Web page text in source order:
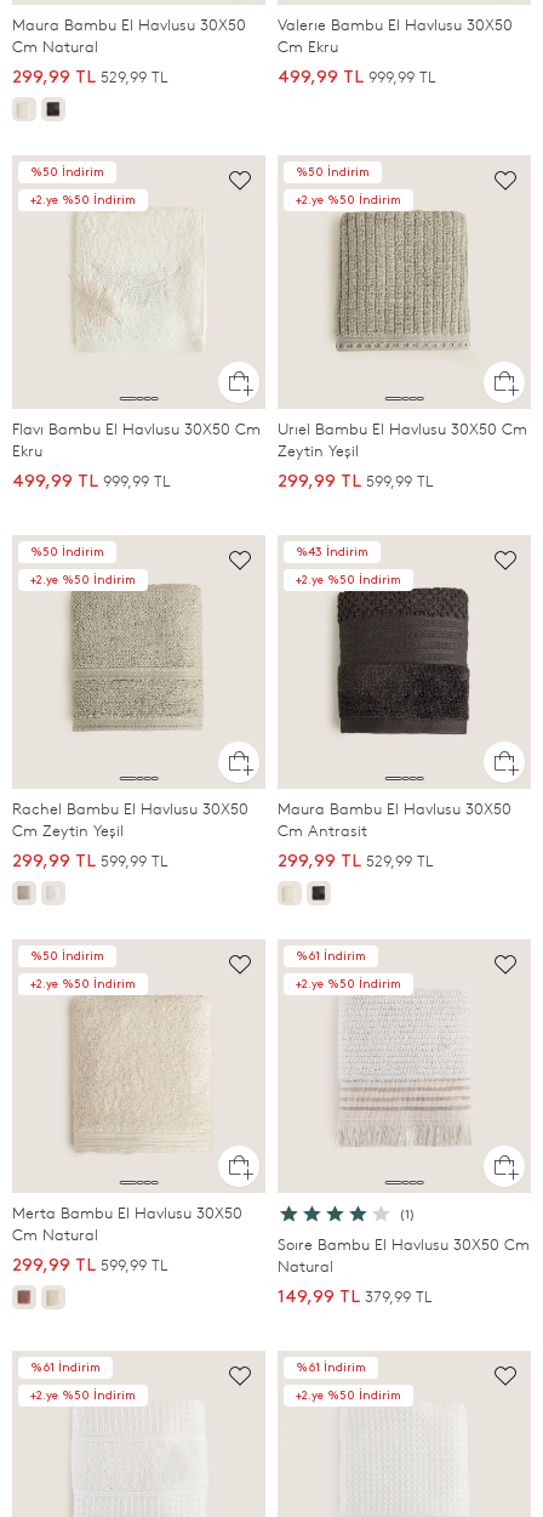
Maura Bambu El Havlusu 30X50
Cm Natural
299,99 TL 529,99 TL
Valerıe Bambu El Havlusu 30X50
Cm Ekru
499,99 TL 999,99 TL
%50 İndirim
+2.ye %50 İndirim
Flavı Bambu El Havlusu 30X50 Cm
Ekru
499,99 TL 999,99 TL
%50 İndirim
+2.ye %50 İndirim
Urıel Bambu El Havlusu 30X50 Cm
Zeytin Yeşil
299,99 TL 599,99 TL
%50 İndirim
+2.ye %50 İndirim
Rachel Bambu El Havlusu 30X50
Cm Zeytin Yeşil
299,99 TL 599,99 TL
%43 İndirim
+2.ye %50 İndirim
Maura Bambu El Havlusu 30X50
Cm Antrasit
299,99 TL 529,99 TL
%50 İndirim
+2.ye %50 İndirim
Merta Bambu El Havlusu 30X50
Cm Natural
299,99 TL 599,99 TL
%61 İndirim
+2.ye %50 İndirim
(1)
Soıre Bambu El Havlusu 30X50 Cm
Natural
149,99 TL 379,99 TL
%61 İndirim
+2.ye %50 İndirim
%61 İndirim
+2.ye %50 İndirim